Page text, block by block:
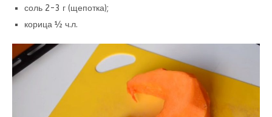
соль 2-3 г (щепотка);
корица ½ ч.л.